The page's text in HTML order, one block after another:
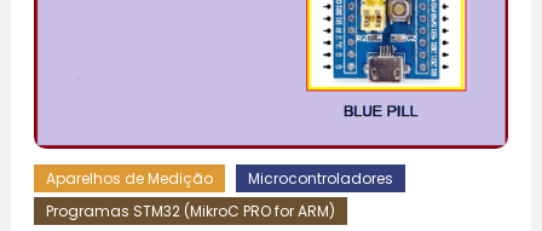
Aparelhos de Medição
Microcontroladores
Programas STM32 (MikroC PRO for ARM)